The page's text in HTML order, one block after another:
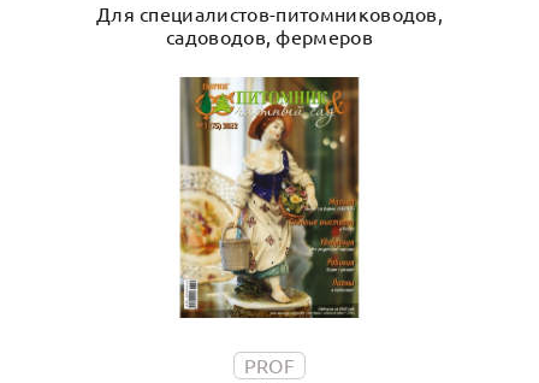
Для специалистов-питомниководов,
садоводов, фермеров
PROF